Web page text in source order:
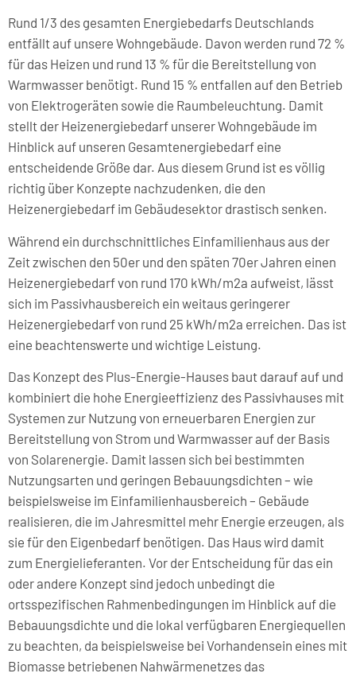
Rund 1/3 des gesamten Energiebedarfs Deutschlands
entfällt auf unsere Wohngebäude. Davon werden rund 72 %
für das Heizen und rund 13 % für die Bereitstellung von
Warmwasser benötigt. Rund 15 % entfallen auf den Betrieb
von Elektrogeräten sowie die Raumbeleuchtung. Damit
stellt der Heizenergiebedarf unserer Wohngebäude im
Hinblick auf unseren Gesamtenergiebedarf eine
entscheidende Größe dar. Aus diesem Grund ist es völlig
richtig über Konzepte nachzudenken, die den
Heizenergiebedarf im Gebäudesektor drastisch senken.
Während ein durchschnittliches Einfamilienhaus aus der
Zeit zwischen den 50er und den späten 70er Jahren einen
Heizenergiebedarf von rund 170 kWh/m2a aufweist, lässt
sich im Passivhausbereich ein weitaus geringerer
Heizenergiebedarf von rund 25 kWh/m2a erreichen. Das ist
eine beachtenswerte und wichtige Leistung.
Das Konzept des Plus-Energie-Hauses baut darauf auf und
kombiniert die hohe Energieeffizienz des Passivhauses mit
Systemen zur Nutzung von erneuerbaren Energien zur
Bereitstellung von Strom und Warmwasser auf der Basis
von Solarenergie. Damit lassen sich bei bestimmten
Nutzungsarten und geringen Bebauungsdichten – wie
beispielsweise im Einfamilienhausbereich – Gebäude
realisieren, die im Jahresmittel mehr Energie erzeugen, als
sie für den Eigenbedarf benötigen. Das Haus wird damit
zum Energielieferanten. Vor der Entscheidung für das ein
oder andere Konzept sind jedoch unbedingt die
ortsspezifischen Rahmenbedingungen im Hinblick auf die
Bebauungsdichte und die lokal verfügbaren Energiequellen
zu beachten, da beispielsweise bei Vorhandensein eines mit
Biomasse betriebenen Nahwärmenetzes das